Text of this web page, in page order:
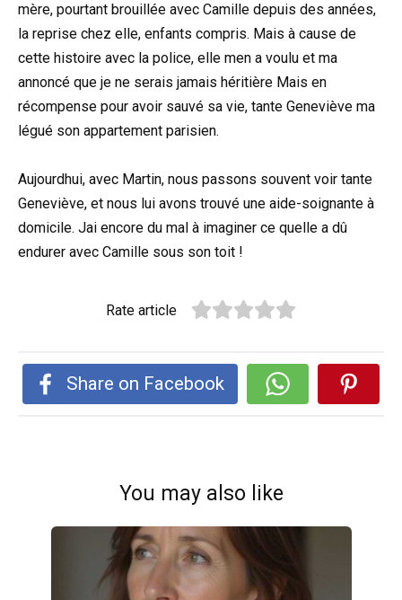
mère, pourtant brouillée avec Camille depuis des années,
la reprise chez elle, enfants compris. Mais à cause de
cette histoire avec la police, elle men a voulu et ma
annoncé que je ne serais jamais héritière Mais en
récompense pour avoir sauvé sa vie, tante Geneviève ma
légué son appartement parisien.
Aujourdhui, avec Martin, nous passons souvent voir tante
Geneviève, et nous lui avons trouvé une aide-soignante à
domicile. Jai encore du mal à imaginer ce quelle a dû
endurer avec Camille sous son toit !
Rate article
Share on Facebook
You may also like